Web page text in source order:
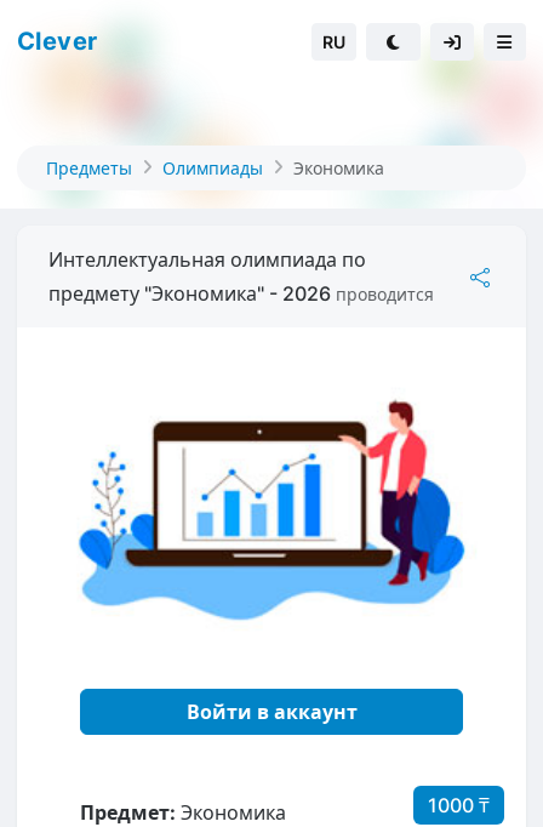
Clever RU
Предметы Олимпиады Экономика
Интеллектуальная олимпиада по
предмету "Экономика" - 2026 проводится
Войти в аккаунт
1000 ₸
Предмет: Экономика